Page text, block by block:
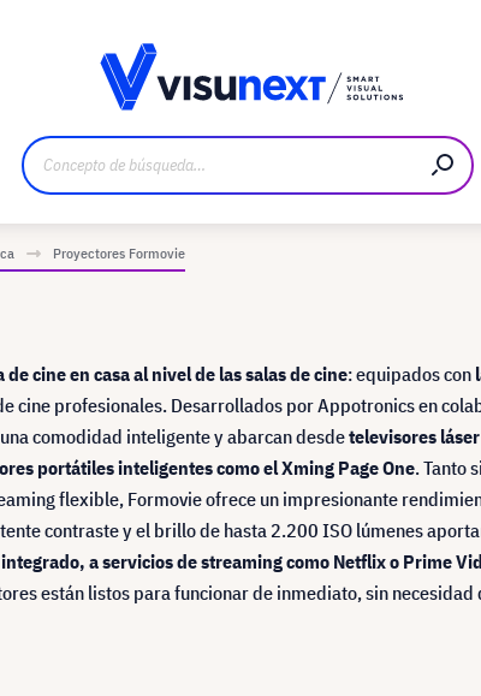
Proyectores Formovie
cine en casa al nivel de las salas de cine: equipados con
cine profesionales. Desarrollados por Appotronics en
comodidad inteligente y abarcan desdetelevisores
portátiles inteligentes como el Xming Page One. Tanto
flexible, Formovie ofrece un impresionante
contraste y el brillo de hasta 2.200 ISO lúmenes
integrado, a servicios de streaming como Netflix o Prime
están listos para funcionar de inmediato, sin necesidad